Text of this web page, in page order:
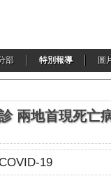
部 特別報導 圖
兩地首現死亡
19